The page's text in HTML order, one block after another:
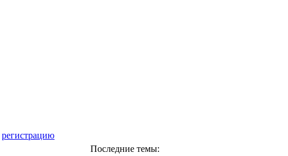
регистрацию
Последние темы: